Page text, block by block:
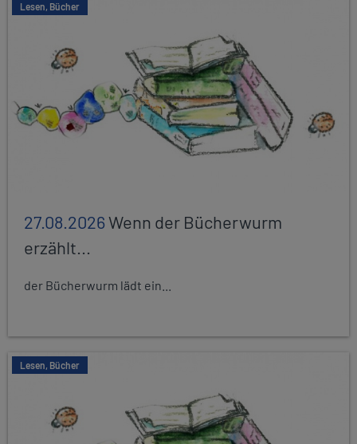
Lesen, Bücher
27.08.2026Wenn der Bücherwurm
erzählt...
der Bücherwurm lädt ein...
Lesen, Bücher